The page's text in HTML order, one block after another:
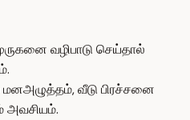
வழிபாடு செய்தால்
வீடு பிரச்சனை
அவசியம்.